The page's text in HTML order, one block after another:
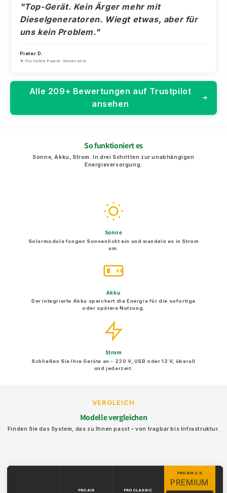
"Top-Gerät. Kein Ärger mehr mit
Dieselgeneratoren. Wiegt etwas, aber für
uns kein Problem."
Pieter D.
★ Portable Power Generator
Alle 209+ Bewertungen auf Trustpilot
ansehen
So funktioniert es
Sonne, Akku, Strom. In drei Schritten zur unabhängigen
Energieversorgung.
Sonne
Solarmodule fangen Sonnenlicht ein und wandeln es in Strom
um.
Akku
Der integrierte Akku speichert die Energie für die sofortige
oder spätere Nutzung.
Strom
Schließen Sie Ihre Geräte an – 230 V, USB oder 12 V, überall
und jederzeit.
VERGLEICH
Modelle vergleichen
Finden Sie das System, das zu Ihnen passt – von tragbar bis Infrastruktur.
PRO AIR PRO CLASSIC
PRO AIR 2.0
PREMIUM